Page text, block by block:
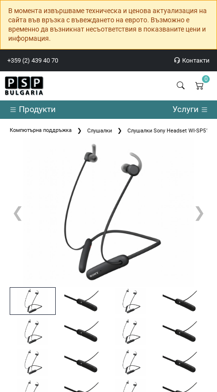
В момента извършваме техническа и ценова актуализация на
сайта във връзка с въвеждането на еврото. Възможно е
временно да възникнат несъответствия в показваните цени и
информация.
+359 (2) 439 40 70 Контакти
0
Продукти Услуги
Компютърна поддръжка Слушалки Слушалки Sony Headset WI-SP510
❮ ❯